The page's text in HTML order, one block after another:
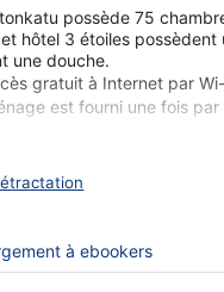
possède 75
hôtel 3 étoiles
une douche.
gratuit à Internet par
est fourni une fois par
Hotel Turku
(en supplément).
commande servi en
à ebookers